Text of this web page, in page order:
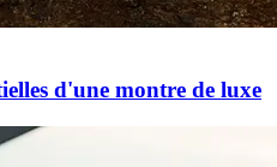
d'une montre de luxe